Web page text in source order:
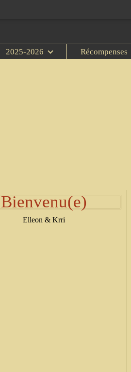
2025-2026 Récompenses
Bienvenu(e)
Elleon & Krri